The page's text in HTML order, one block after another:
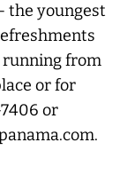
the youngest
running from
or for
or